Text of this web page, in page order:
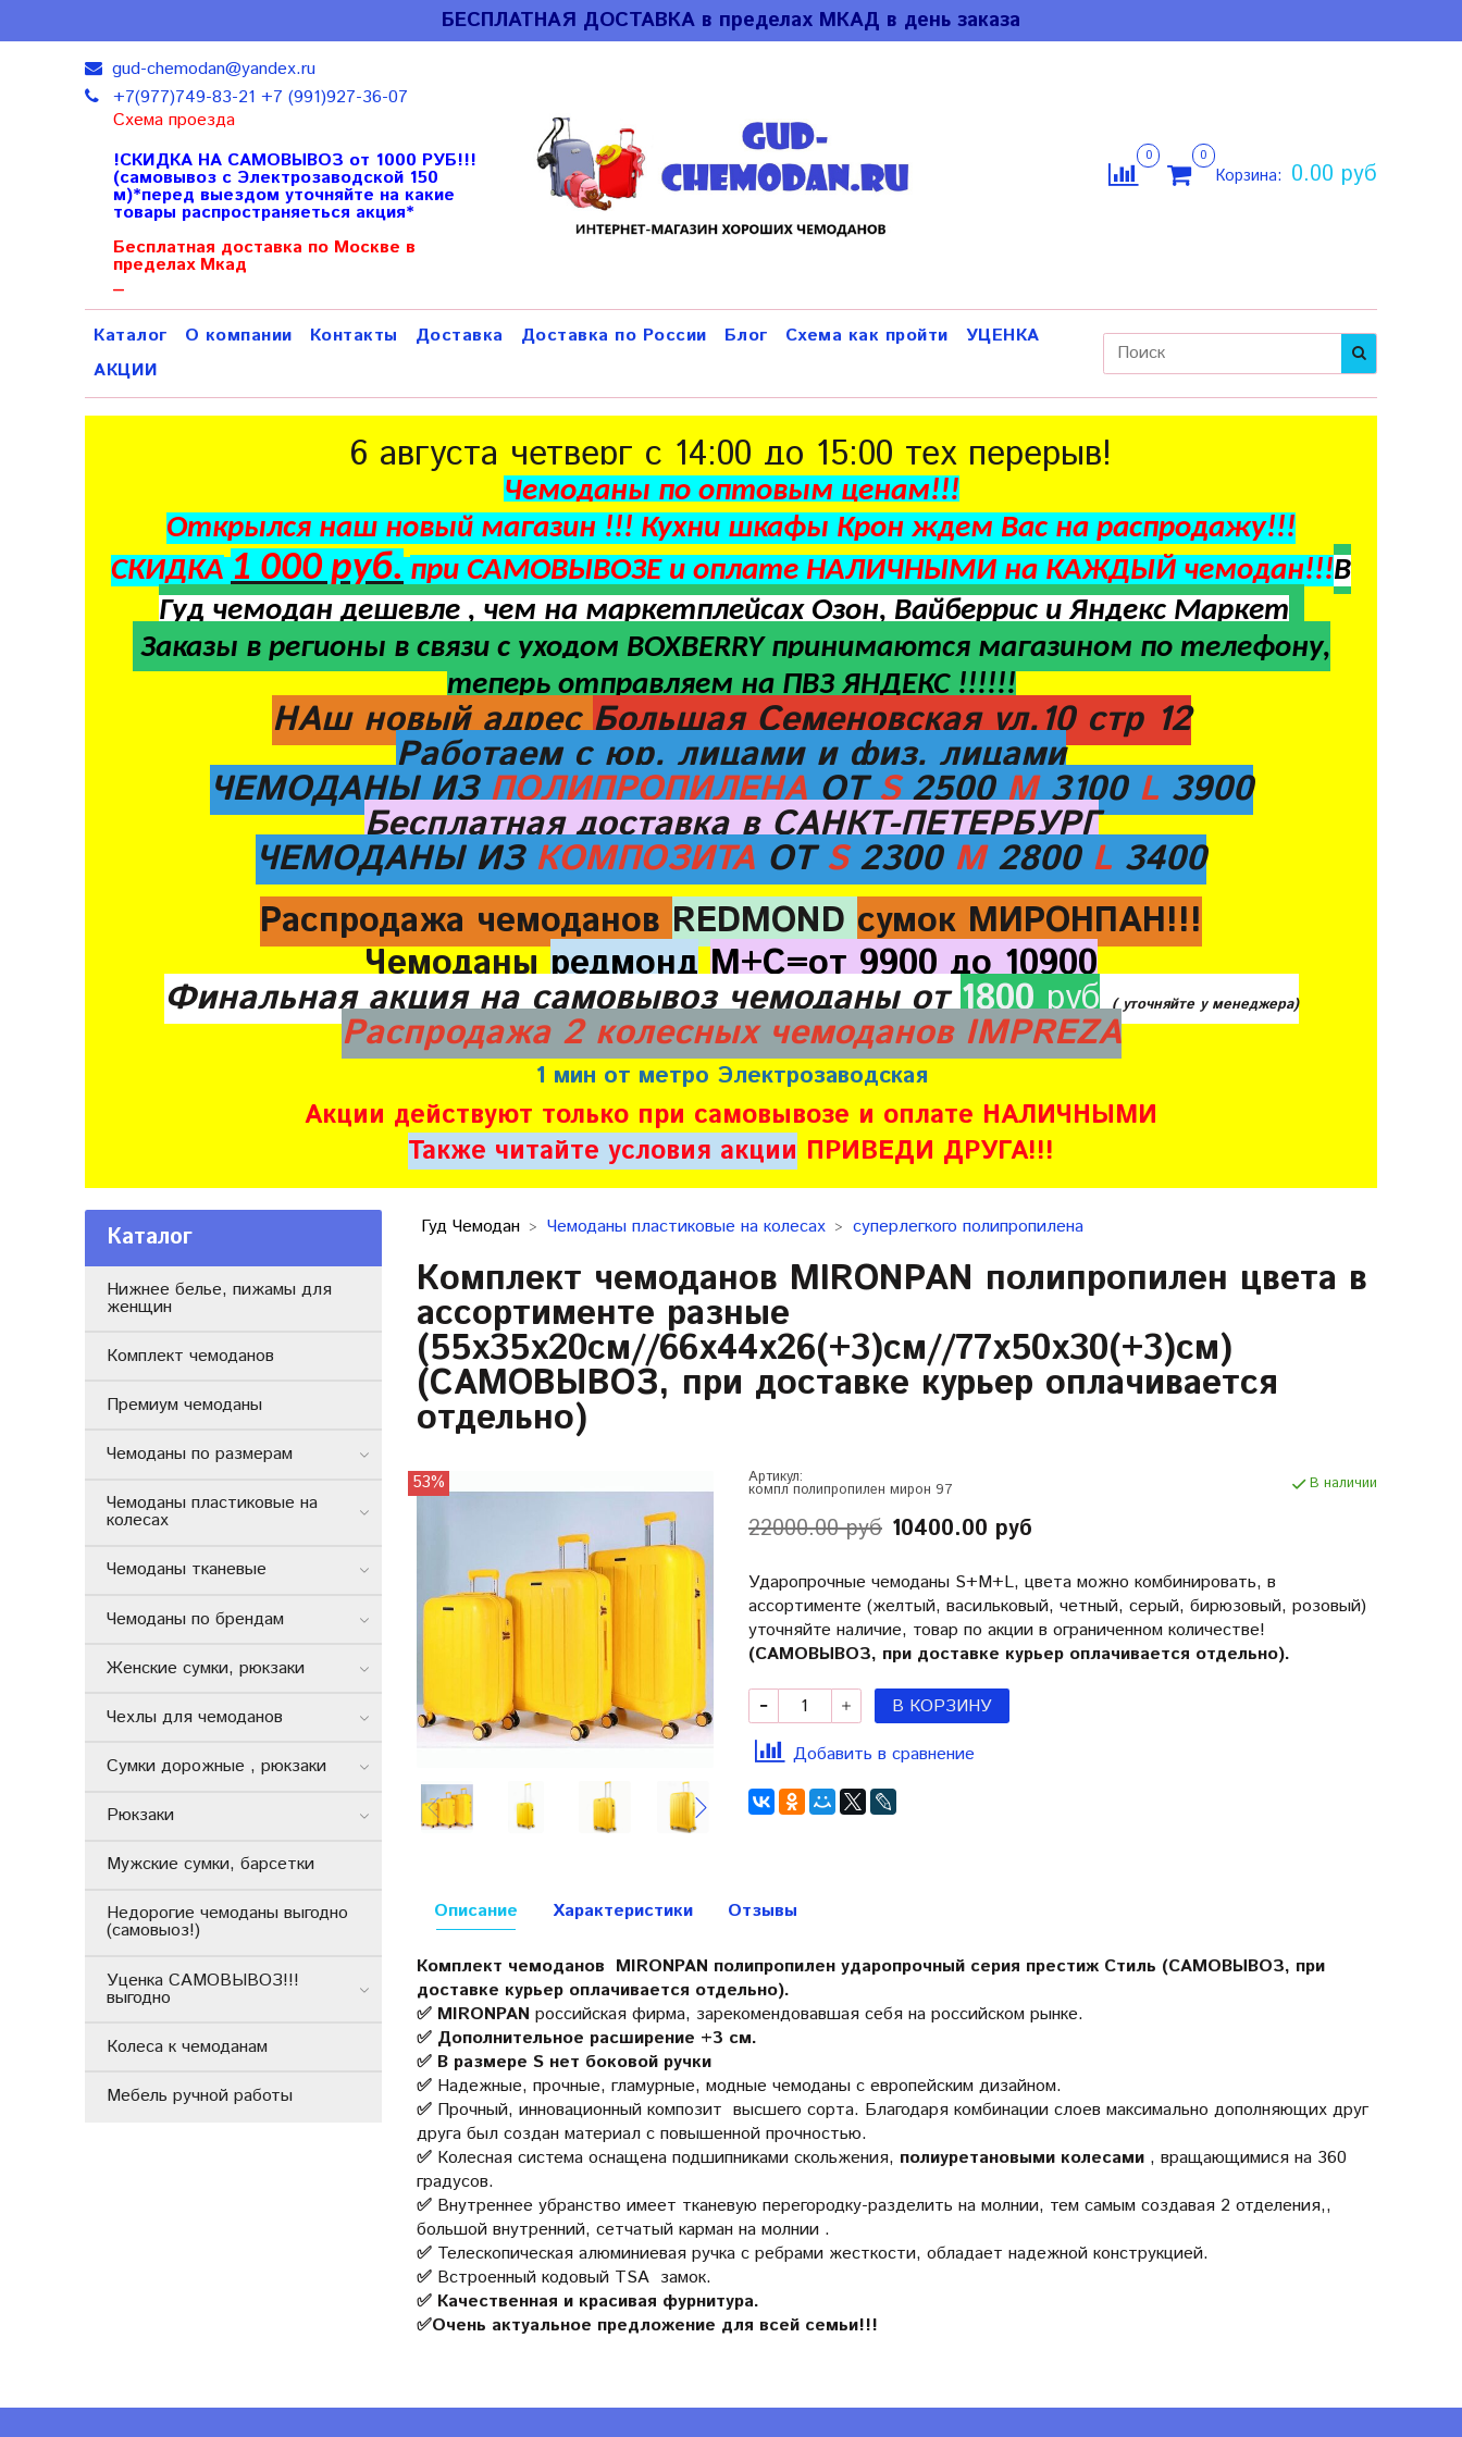
БЕСПЛАТНАЯ ДОСТАВКА в пределах МКАД в день заказа
gud-chemodan@yandex.ru
+7(977)749-83-21 +7 (991)927-36-07
Схема проезда
!СКИДКА НА САМОВЫВОЗ от 1000 РУБ!!!
(самовывоз с Электрозаводской 150
м)*перед выездом уточняйте на какие
товары распространяеться акция*
Бесплатная доставка по Москве в
пределах Мкад
_
0 0
Корзина: 0.00 руб
Каталог О компании Контакты Доставка Доставка по России Блог Схема как пройти
УЦЕНКА
АКЦИИ
6 августа четверг с 14:00 до 15:00 тех перерыв!
Чемоданы по оптовым ценам!!!
Открылся наш новый магазин !!! Кухни шкафы Крон ждем Вас на распродажу!!!
СКИДКА 1 000 руб. при САМОВЫВОЗЕ и оплате НАЛИЧНЫМИ на КАЖДЫЙ чемодан!!!В
Гуд чемодан дешевле , чем на маркетплейсах Озон, Вайберрис и Яндекс Маркет
Заказы в регионы всвязи с уходом BOXBERRYпринимаются магазином по телефону,
теперь отправляем на ПВЗ ЯНДЕКС !!!!!!
НАш новый адресБольшая Семеновская ул,10 стр 12
Работаем с юр. лицами и физ. лицами
ЧЕМОДАНЫ ИЗПОЛИПРОПИЛЕНАОТS2500M3100 L3900
Бесплатная доставка в САНКТ-ПЕТЕРБУРГ
ЧЕМОДАНЫ ИЗ КОМПОЗИТА ОТS2300 M2800 L 3400
Распродажа чемоданов REDMOND сумок МИРОНПАН!!!
Чемоданыредмонд М+С=от 9900 до 10900
Финальная акция на самовывоз чемоданы от1800руб ( уточняйте у менеджера)
Распродажа 2 колесных чемоданов IMPREZA
1 мин от метро Электрозаводская
Акции действуют только при самовывозе и оплате НАЛИЧНЫМИ
Также читайте условия акции ПРИВЕДИ ДРУГА!!!
Гуд Чемодан Чемоданы пластиковые на колесах суперлегкого полипропилена
Комплект чемоданов MIRONPAN полипропилен цвета в
ассортименте разные
(55х35х20см//66х44х26(+3)см//77х50х30(+3)см)
(САМОВЫВОЗ, при доставке курьер оплачивается
отдельно)
53% Артикул:
компл полипропилен мирон 97 В наличии
22000.00 руб 10400.00 руб
Ударопрочные чемоданы S+M+L, цвета можно комбинировать, в
ассортименте (желтый, васильковый, четный, серый, бирюзовый, розовый)
уточняйте наличие, товар по акции в ограниченном количестве!
(САМОВЫВОЗ, при доставке курьер оплачивается отдельно).
В КОРЗИНУ
Добавить в сравнение
Описание
Комплект чемоданов MIRONPAN полипропилен ударопрочный серия престиж Стиль (САМОВЫВОЗ, при
доставке курьер оплачивается отдельно).
✅ MIRONPAN российская фирма, зарекомендовавшая себя на российском рынке.
✅ Дополнительное расширение +3 см.
✅ В размере S нет боковой ручки
✅ Надежные, прочные, гламурные, модные чемоданы с европейским дизайном.
✅ Прочный, инновационный композит высшего сорта. Благодаря комбинации слоев максимально дополняющих друг
друга был создан материал с повышенной прочностью.
✅ Колесная система оснащена подшипниками скольжения, полиуретановыми колесами , вращающимися на 360
градусов.
✅ Внутреннее убранство имеет тканевую перегородку-разделить на молнии, тем самым создавая 2 отделения,,
большой внутренний, сетчатый карман на молнии .
✅ Телескопическая алюминиевая ручка с ребрами жесткости, обладает надежной конструкцией.
✅ Встроенный кодовый TSA замок.
✅ Качественная и красивая фурнитура.
✅Очень актуальное предложение для всей семьи!!!
Характеристики Отзывы
Каталог
Нижнее белье, пижамы для
женщин
Комплект чемоданов
Премиум чемоданы
Чемоданы по размерам
Чемоданы пластиковые на
колесах
Чемоданы тканевые
Чемоданы по брендам
Женские сумки, рюкзаки
Чехлы для чемоданов
Сумки дорожные , рюкзаки
Рюкзаки
Мужские сумки, барсетки
Недорогие чемоданы выгодно
(самовыоз!)
Уценка САМОВЫВОЗ!!!
выгодно
Колеса к чемоданам
Мебель ручной работы